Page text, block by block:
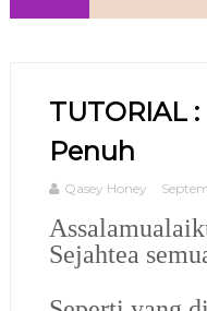
TUTORIAL
Penuh
Qasey Honey
Sejahtea